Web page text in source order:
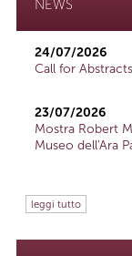
NEWS
24/07/2026
Call for
23/07/2026
Mostra Robert
Museo dell'Ara
leggi tutto